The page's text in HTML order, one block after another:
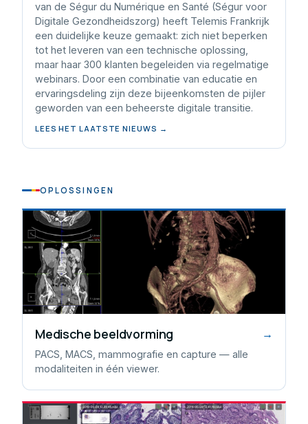
van de Ségur du Numérique en Santé (Ségur voor
Digitale Gezondheidszorg) heeft Telemis Frankrijk
een duidelijke keuze gemaakt: zich niet beperken
tot het leveren van een technische oplossing,
maar haar 300 klanten begeleiden via regelmatige
webinars. Door een combinatie van educatie en
ervaringsdeling zijn deze bijeenkomsten de pijler
geworden van een beheerste digitale transitie.
LEES HET LAATSTE NIEUWS →
OPLOSSINGEN
Medische beeldvorming →
PACS, MACS, mammografie en capture — alle
modaliteiten in één viewer.